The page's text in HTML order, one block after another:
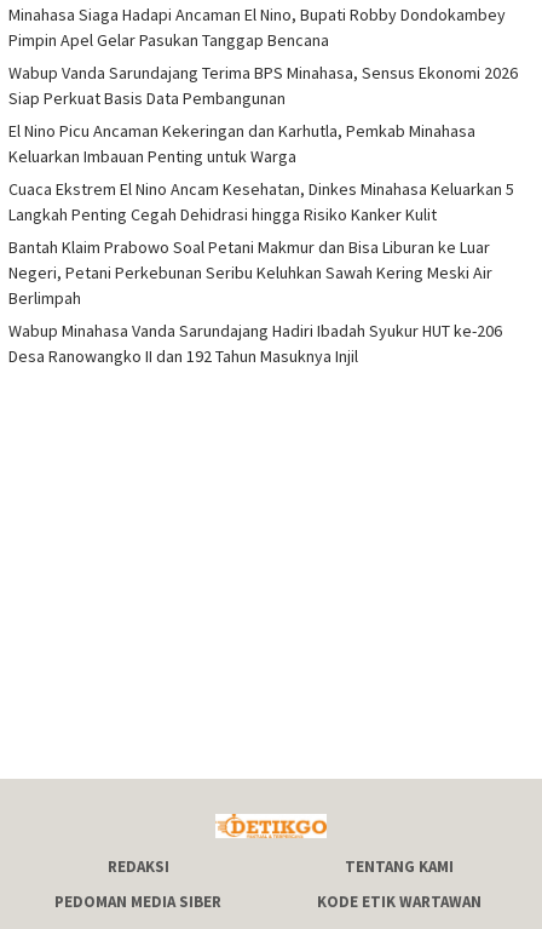
Minahasa Siaga Hadapi Ancaman El Nino, Bupati Robby Dondokambey
Pimpin Apel Gelar Pasukan Tanggap Bencana
Wabup Vanda Sarundajang Terima BPS Minahasa, Sensus Ekonomi 2026
Siap Perkuat Basis Data Pembangunan
El Nino Picu Ancaman Kekeringan dan Karhutla, Pemkab Minahasa
Keluarkan Imbauan Penting untuk Warga
Cuaca Ekstrem El Nino Ancam Kesehatan, Dinkes Minahasa Keluarkan 5
Langkah Penting Cegah Dehidrasi hingga Risiko Kanker Kulit
Bantah Klaim Prabowo Soal Petani Makmur dan Bisa Liburan ke Luar
Negeri, Petani Perkebunan Seribu Keluhkan Sawah Kering Meski Air
Berlimpah
Wabup Minahasa Vanda Sarundajang Hadiri Ibadah Syukur HUT ke-206
Desa Ranowangko II dan 192 Tahun Masuknya Injil
REDAKSI
TENTANG KAMI
PEDOMAN MEDIA SIBER
KODE ETIK WARTAWAN